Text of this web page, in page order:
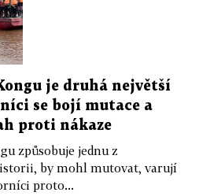
je druhá největší
se bojí mutace a
proti nákaze
způsobuje jednu z
by mohl mutovat, varují
proto...